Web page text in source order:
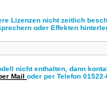
Lizenzen nicht zeitlich
oder Effekten
nicht enthalten, dann
Mail oder per Telefon 01522-